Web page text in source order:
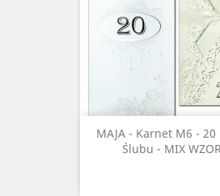
MAJA - Karnet M6 - 20
Ślubu - MIX